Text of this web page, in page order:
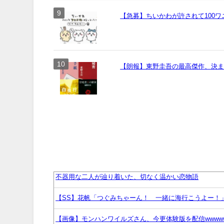
【急募】ちいかわが許されて100
【朗報】東野圭吾の最高傑作、決
不器用な二人が辿り着いた、切なく温かい恋物語
【SS】花帆「つぐみちゃーん！ 一緒に海行こうよー！」
【画像】モンハンワイルズさん、今更体験版を配信